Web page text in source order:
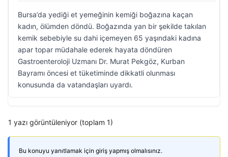
Bursa’da yediği et yemeğinin kemiği boğazına kaçan
kadın, ölümden döndü. Boğazında yan bir şekilde takılan
kemik sebebiyle su dahi içemeyen 65 yaşındaki kadına
apar topar müdahale ederek hayata döndüren
Gastroenteroloji Uzmanı Dr. Murat Pekgöz, Kurban
Bayramı öncesi et tüketiminde dikkatli olunması
konusunda da vatandaşları uyardı.
1 yazı görüntüleniyor (toplam 1)
Bu konuyu yanıtlamak için giriş yapmış olmalısınız.